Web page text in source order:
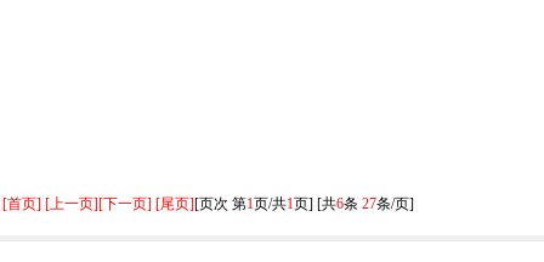
[首页] [上一页][下一页] [尾页][页次 第1页/共1页] [共6条 27条/页]